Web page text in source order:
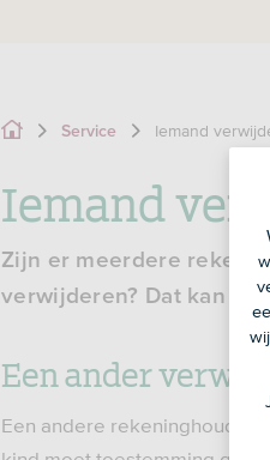
Service Iemand
Iemand
Zijn er meerdere
verwijderen? Dat kan
Een ander
Een andere rekeninghouder